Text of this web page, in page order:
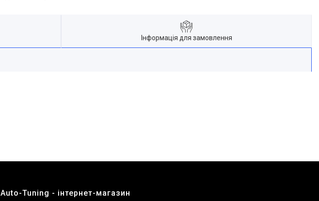
Інформація для замовлення
Auto-Tuning - інтернет-магазин